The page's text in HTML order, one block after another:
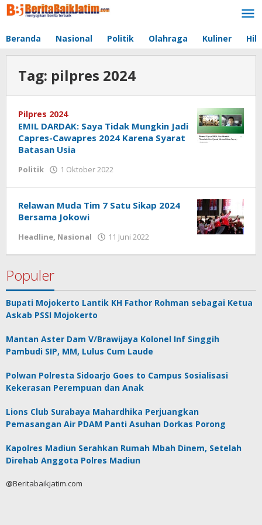
Lewati
ke
Beranda Nasional Politik Olahraga Kuliner
Tag: pilpres 2024
Pilpres 2024
EMIL DARDAK: Saya Tidak Mungkin Jadi
Capres-Cawapres 2024 Karena Syarat
Batasan Usia
Politik 1 Oktober 2022
Relawan Muda Tim 7 Satu Sikap 2024
Bersama Jokowi
Headline, Nasional 11 Juni 2022
Populer
Bupati Mojokerto Lantik KH Fathor Rohman sebagai Ketua
Askab PSSI Mojokerto
Mantan Aster Dam V/Brawijaya Kolonel Inf Singgih
Pambudi SIP, MM, Lulus Cum Laude
Polwan Polresta Sidoarjo Goes to Campus Sosialisasi
Kekerasan Perempuan dan Anak
Lions Club Surabaya Mahardhika Perjuangkan
Pemasangan Air PDAM Panti Asuhan Dorkas Porong
Kapolres Madiun Serahkan Rumah Mbah Dinem, Setelah
Direhab Anggota Polres Madiun
@Beritabaikjatim.com